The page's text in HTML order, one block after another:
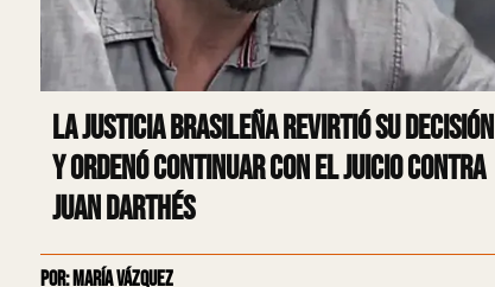
La justicia brasileña revirtió su decisión
y ordenó continuar con el juicio contra
Juan Darthés
Por: María Vázquez